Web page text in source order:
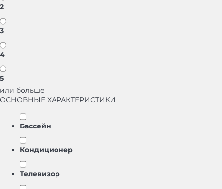
2
3
4
5
или больше
ОСНОВНЫЕ ХАРАКТЕРИСТИКИ
Бассейн
Кондиционер
Телевизор